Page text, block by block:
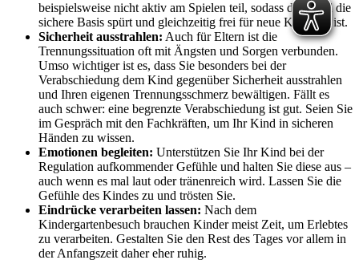
beispielsweise nicht aktiv am Spielen teil, sodass das Kind die
sichere Basis spürt und gleichzeitig frei für neue Kontakte ist.
Sicherheit ausstrahlen: Auch für Eltern ist die
Trennungssituation oft mit Ängsten und Sorgen verbunden.
Umso wichtiger ist es, dass Sie besonders bei der
Verabschiedung dem Kind gegenüber Sicherheit ausstrahlen
und Ihren eigenen Trennungsschmerz bewältigen. Fällt es
auch schwer: eine begrenzte Verabschiedung ist gut. Seien Sie
im Gespräch mit den Fachkräften, um Ihr Kind in sicheren
Händen zu wissen.
Emotionen begleiten: Unterstützen Sie Ihr Kind bei der
Regulation aufkommender Gefühle und halten Sie diese aus –
auch wenn es mal laut oder tränenreich wird. Lassen Sie die
Gefühle des Kindes zu und trösten Sie.
Eindrücke verarbeiten lassen: Nach dem
Kindergartenbesuch brauchen Kinder meist Zeit, um Erlebtes
zu verarbeiten. Gestalten Sie den Rest des Tages vor allem in
der Anfangszeit daher eher ruhig.